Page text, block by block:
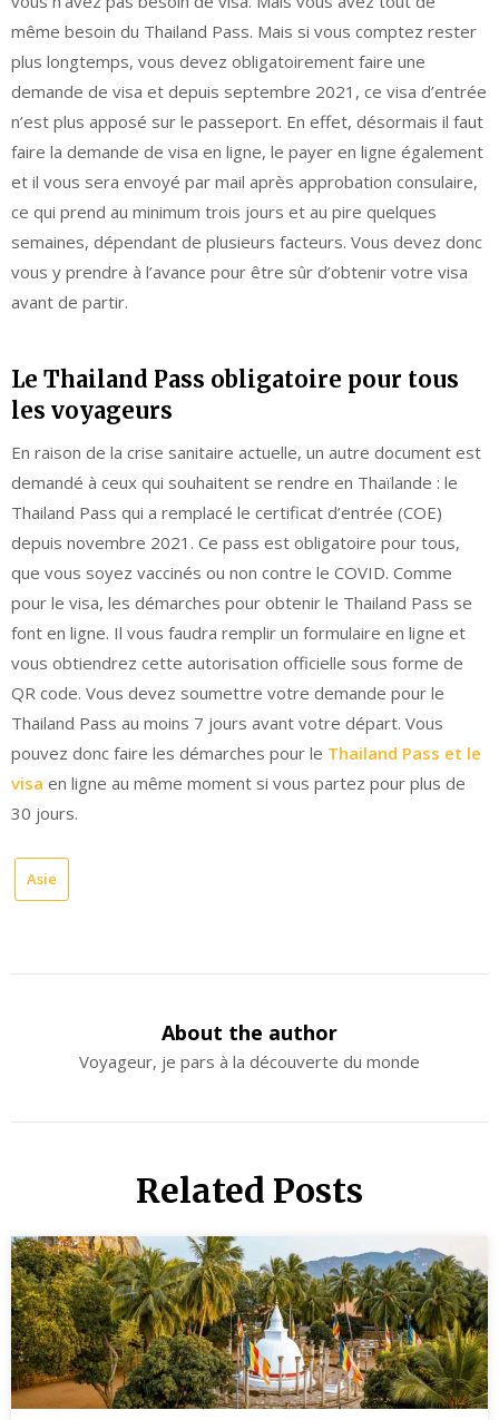
même besoin du Thailand Pass. Mais si vous comptez rester
plus longtemps, vous devez obligatoirement faire une
demande de visa et depuis septembre 2021, ce visa d’entrée
n’est plus apposé sur le passeport. En effet, désormais il faut
faire la demande de visa en ligne, le payer en ligne également
et il vous sera envoyé par mail après approbation consulaire,
ce qui prend au minimum trois jours et au pire quelques
semaines, dépendant de plusieurs facteurs. Vous devez donc
vous y prendre à l’avance pour être sûr d’obtenir votre visa
avant de partir.
Le Thailand Pass obligatoire pour tous
les voyageurs
En raison de la crise sanitaire actuelle, un autre document est
demandé à ceux qui souhaitent se rendre en Thaïlande : le
Thailand Pass qui a remplacé le certificat d’entrée (COE)
depuis novembre 2021. Ce pass est obligatoire pour tous,
que vous soyez vaccinés ou non contre le COVID. Comme
pour le visa, les démarches pour obtenir le Thailand Pass se
font en ligne. Il vous faudra remplir un formulaire en ligne et
vous obtiendrez cette autorisation officielle sous forme de
QR code. Vous devez soumettre votre demande pour le
Thailand Pass au moins 7 jours avant votre départ. Vous
pouvez donc faire les démarches pour le Thailand Pass et le
visa en ligne au même moment si vous partez pour plus de
30 jours.
Asie
About the author
Voyageur, je pars à la découverte du monde
Related Posts